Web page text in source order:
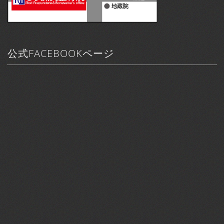
公式FACEBOOKページ